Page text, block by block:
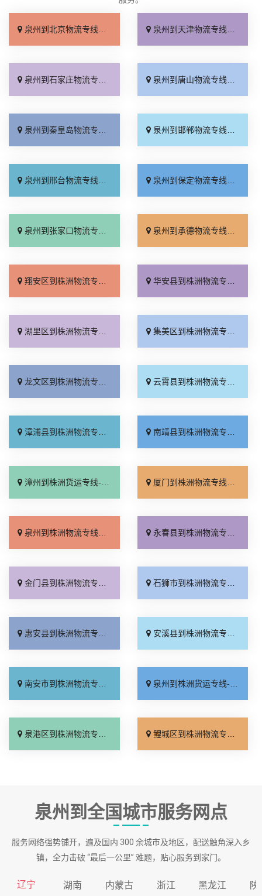
泉州到北京物流专线_专线查询「省事省心」 泉州到天津物流专线_门到门配送「上门提货」
泉州到石家庄物流专线_专业可靠「全程定位」 泉州到唐山物流专线_定点发车「整车配货」
泉州到秦皇岛物流专线_损坏理赔「专线直达」 泉州到邯郸物流专线_资质齐全「专业调车」
泉州到邢台物流专线_运保时效「多少一方」 泉州到保定物流专线_准时准点「门到门接送」
泉州到张家口物流专线_多少公里「多久时间」 泉州到承德物流专线_保证时效「价格透明」
翔安区到株洲物流专线_直达到站「收费介绍」 华安县到株洲物流专线_全程直达「托运放心」
湖里区到株洲物流专线_直通专线「高效快运」 集美区到株洲物流专线_直达特快专线「送货上门」
龙文区到株洲物流专线_直发全境「直达往返」 云霄县到株洲物流专线_一站直达「放心物流」
漳浦县到株洲物流专线_零担配货「高速快运」 南靖县到株洲物流专线_资质齐全「全境配送」
漳州到株洲货运专线-漳州到株洲物流公司_几天到达「服务周到」 厦门到株洲物流专线_多少一方「快速响应」
泉州到株洲物流专线_上门提货「快速响应」 永春县到株洲物流专线_费用多少「资质齐全」
金门县到株洲物流专线_定点发车「资质齐全」 石狮市到株洲物流专线_诚信经营「一站式托运」
惠安县到株洲物流专线_门到门接送「直达往返」 安溪县到株洲物流专线_整车配货「价格透明」
南安市到株洲物流专线_专线查询「上门提货」 泉州到株洲货运专线-泉州到株洲物流公司_多久时间「直通专线」
泉港区到株洲物流专线_多少公里「多年经验」 鲤城区到株洲物流专线_快运直达「准时准点」
泉州到全国城市服务网点
服务网络强势铺开，遍及国内 300 余城市及地区，配送触角深入乡
镇，全力击破 “最后一公里” 难题，贴心服务到家门。
辽宁 湖南 内蒙古 浙江 黑龙江 陕